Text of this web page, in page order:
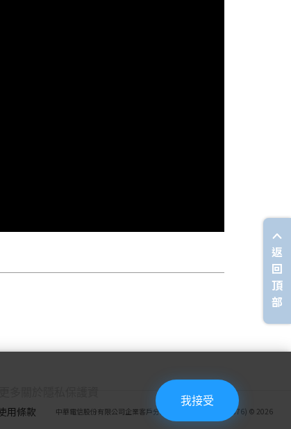
用條款 中華電信股份有限公司企業客戶分公司(統一編號：27950876) © 2026
返
回
頂
部
我接受